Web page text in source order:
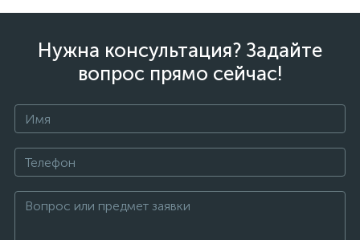
Нужна консультация? Задайте
вопрос прямо сейчас!